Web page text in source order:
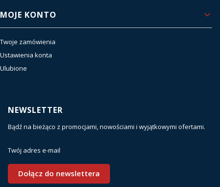
MOJE KONTO
Twoje zamówienia
Ustawienia konta
Ulubione
NEWSLETTER
Bądź na bieżąco z promocjami, nowościami i wyjątkowymi ofertami.
Twój adres e-mail
Dołącz do newslettera